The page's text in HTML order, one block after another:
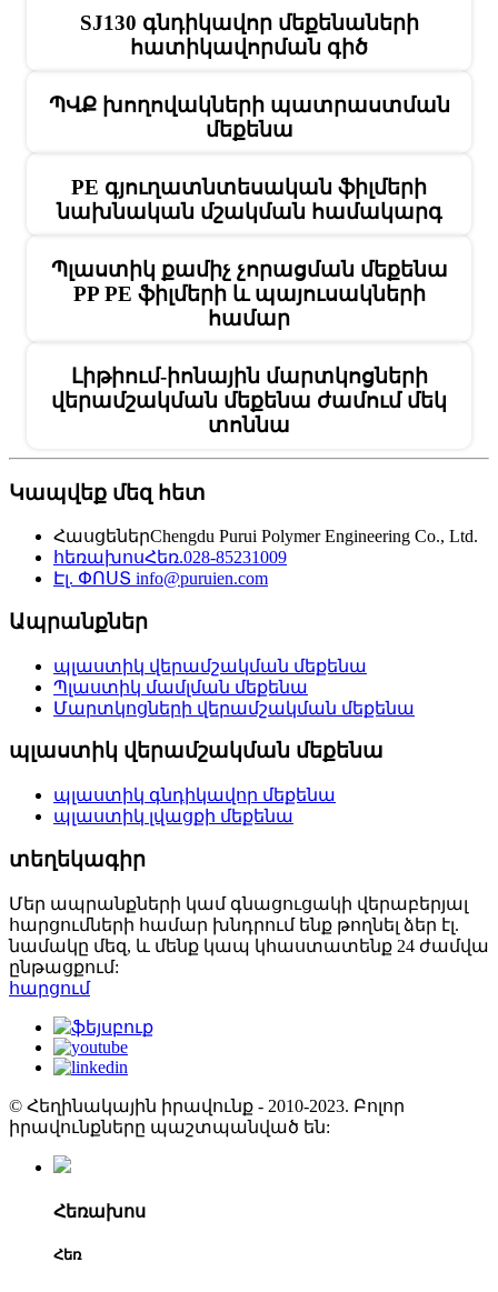
SJ130 գնդիկավոր մեքենաների
հատիկավորման գիծ
ՊՎՔ խողովակների պատրաստման
մեքենա
PE գյուղատնտեսական ֆիլմերի
նախնական մշակման համակարգ
Պլաստիկ քամիչ չորացման մեքենա
PP PE ֆիլմերի և պայուսակների
համար
Լիթիում-իոնային մարտկոցների
վերամշակման մեքենա ժամում մեկ
տոննա
Կապվեք մեզ հետ
ՀասցեներChengdu Purui Polymer Engineering Co., Ltd.
հեռախոսՀեռ.028-85231009
Էլ. ՓՈՍՏ info@puruien.com
Ապրանքներ
պլաստիկ վերամշակման մեքենա
Պլաստիկ մամլման մեքենա
Մարտկոցների վերամշակման մեքենա
պլաստիկ վերամշակման մեքենա
պլաստիկ գնդիկավոր մեքենա
պլաստիկ լվացքի մեքենա
տեղեկագիր
Մեր ապրանքների կամ գնացուցակի վերաբերյալ
հարցումների համար խնդրում ենք թողնել ձեր էլ.
նամակը մեզ, և մենք կապ կհաստատենք 24 ժամվա
ընթացքում:
հարցում
© Հեղինակային իրավունք - 2010-2023. Բոլոր
իրավունքները պաշտպանված են:
Հեռախոս
Հեռ